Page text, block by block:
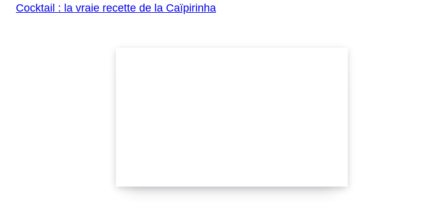
Cocktail : la vraie recette de la Caïpirinha